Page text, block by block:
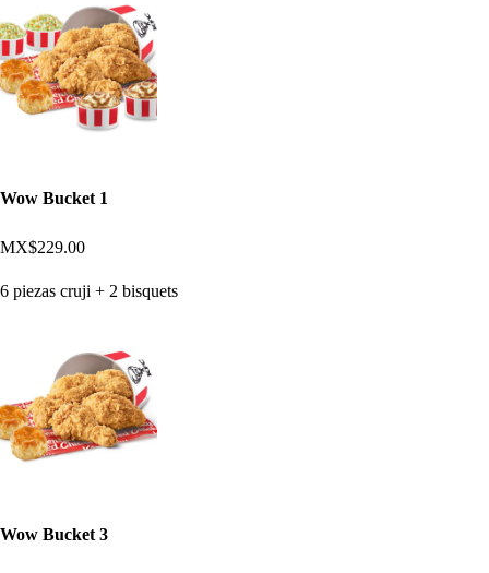
Wow Bucket 1
MX$229.00
6 piezas cruji + 2 bisquets
Wow Bucket 3